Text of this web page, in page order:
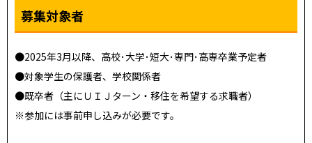
募集対象者
●2025年3月以降、高校･大学･短大･専門･高専卒業予定者
●対象学生の保護者、学校関係者
●既卒者（主にＵＩＪターン・移住を希望する求職者）
※参加には事前申し込みが必要です。